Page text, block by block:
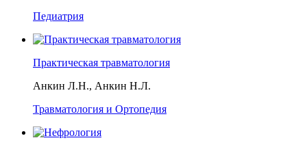
Педиатрия
Практическая травматология
Анкин Л.Н., Анкин Н.Л.
Травматология и Ортопедия